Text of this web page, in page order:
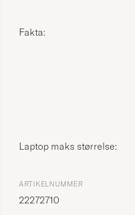
Fakta:
Laptop maks størrelse:
ARTIKELNUMMER
22272710